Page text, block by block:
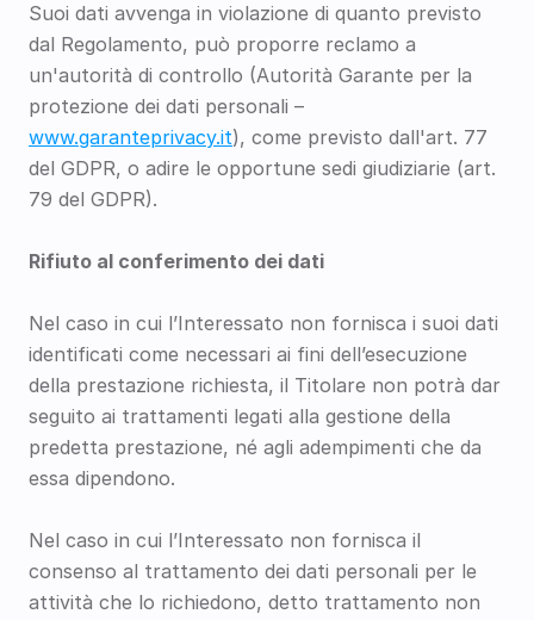
Suoi dati avvenga in violazione di quanto previsto
dal Regolamento, può proporre reclamo a
un'autorità di controllo (Autorità Garante per la
www.garanteprivacy.it), come previsto dall'art. 77
del GDPR, o adire le opportune sedi giudiziarie (art.
79 del GDPR).
Rifiuto al conferimento dei dati
Nel caso in cui l’Interessato non fornisca i suoi dati
identificati come necessari ai fini dell’esecuzione
della prestazione richiesta, il Titolare non potrà dar
seguito ai trattamenti legati alla gestione della
predetta prestazione, né agli adempimenti che da
essa dipendono.
Nel caso in cui l’Interessato non fornisca il
consenso al trattamento dei dati personali per le
attività che lo richiedono, detto trattamento non